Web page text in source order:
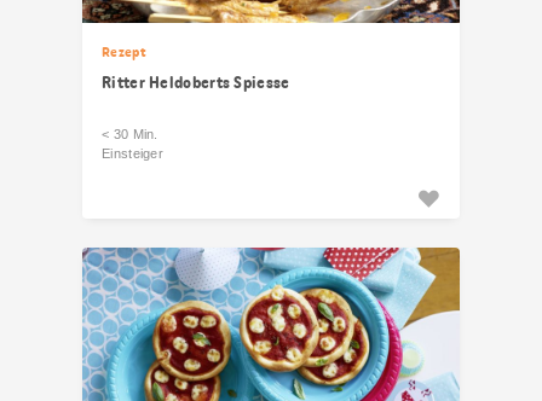
Rezept
Ritter Heldoberts Spiesse
< 30 Min.
Einsteiger